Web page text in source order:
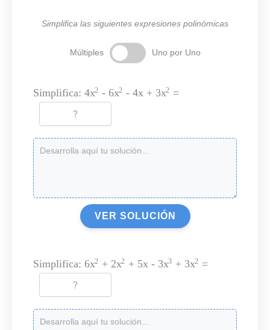
Simplifica las siguientes expresiones polinómicas
Múltiples Uno por Uno
Simplifica: 4x2 - 6x2 - 4x + 3x2 =
VER SOLUCIÓN
Simplifica: 6x2 + 2x2 + 5x - 3x3 + 3x2 =